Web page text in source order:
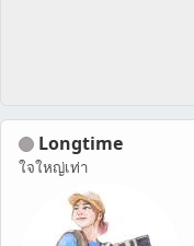
Longtime
ใจใหญ่เท่า